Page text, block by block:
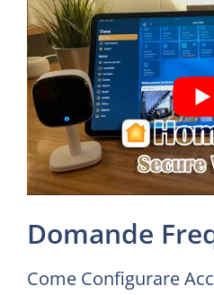
Domande
Come Configurare